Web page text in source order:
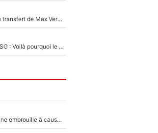
F1 - Une légende de McLaren refuse le transfert de Max Verstappen qui pourrait «faire des vagues» et plomber l'ambiance dans l'équipe
Yan Diomandé était trop cher pour le PSG : Voilà pourquoi le Real Madrid a accepté de payer la somme record de 140M€ pour boucler son transfert !
«Détester à vie», Stéphane Guy dans une embrouille à cause du PSG !